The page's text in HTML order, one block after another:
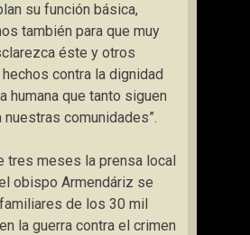
su función básica,
también para que muy
éste y otros
contra la dignidad
humana que tanto siguen
nuestras comunidades”.
tres meses la prensa local
obispo Armendáriz se
de los 30 mil
la guerra contra el crimen